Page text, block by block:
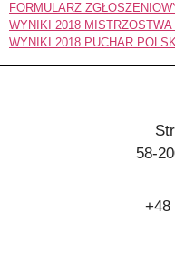
FORMULARZ
WYNIKI 2018
WYNIKI 2018 PUCHAR
58-
+48